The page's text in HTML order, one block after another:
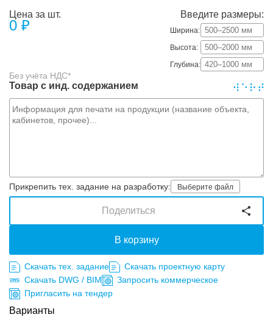
Введите размеры:
Ширина:
Высота:
Глубина:
Цена за шт.
0 ₽
Без учёта НДС*
Товар с инд. содержанием
Прикрепить тех. задание на разработку: Выберите файл
В корзину
Поделиться
Скачать тех. задание
Скачать проектную карту
Скачать DWG / BIM
Запросить коммерческое
Пригласить на тендер
Варианты